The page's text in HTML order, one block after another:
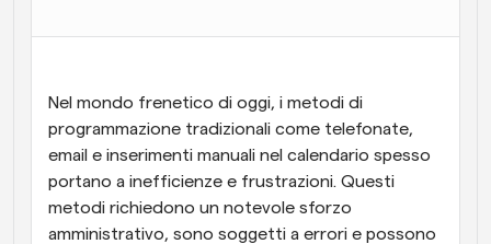
Programmazione potenziata con chiamate
supportate dall'IA
Flussi di lavoro
Blog
Rimani aggiornato con le ultime notizie e aggiornamenti
Riunioni Instantanee
Incontrare i clienti in pochi minuti
Nel mondo frenetico di oggi, i metodi di
programmazione tradizionali come telefonate,
email e inserimenti manuali nel calendario spesso
portano a inefficienze e frustrazioni. Questi
metodi richiedono un notevole sforzo
amministrativo, sono soggetti a errori e possono